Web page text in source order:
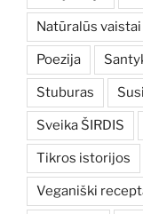
Natūralūs vaistai
Poezija
Stuburas
Sveika ŠIRDIS
Tikros istorijos
Veganiški